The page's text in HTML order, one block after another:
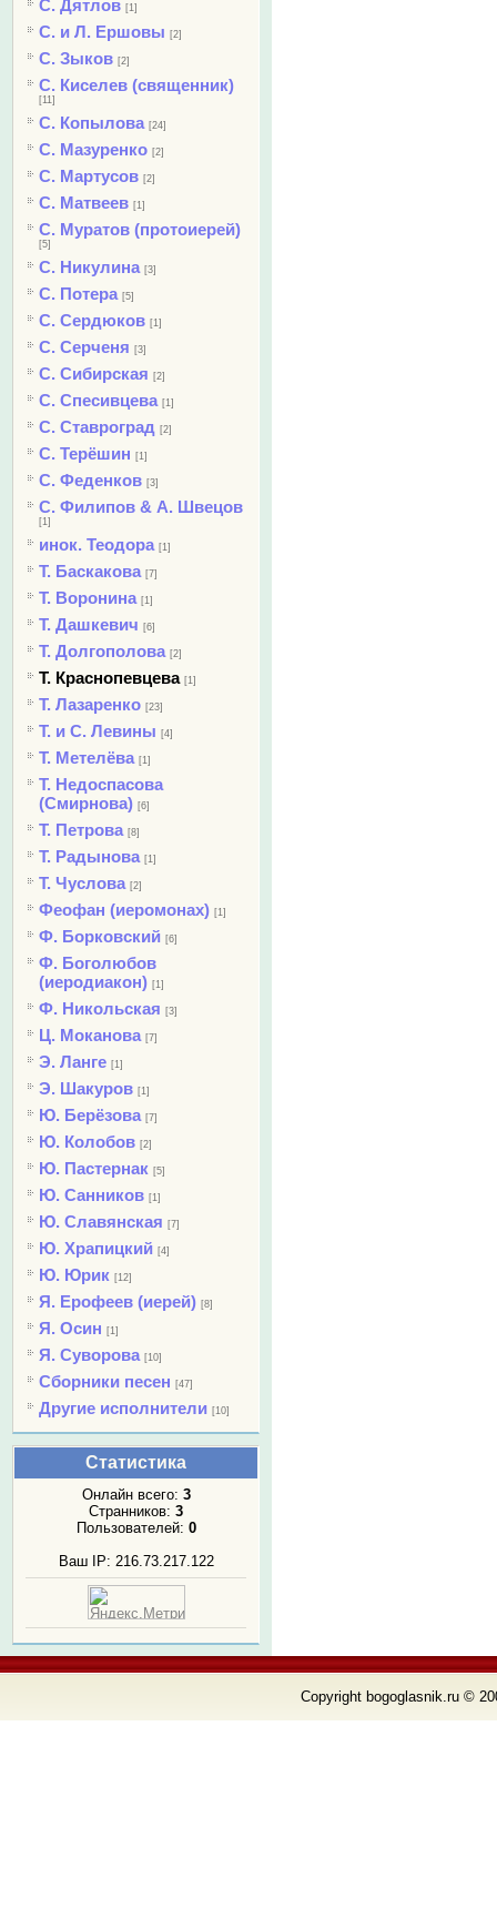
С. Дятлов [1]
С. и Л. Ершовы [2]
С. Зыков [2]
С. Киселев (священник)
[11]
С. Копылова [24]
С. Мазуренко [2]
С. Мартусов [2]
С. Матвеев [1]
С. Муратов (протоиерей)
[5]
С. Никулина [3]
С. Потера [5]
С. Сердюков [1]
С. Серченя [3]
С. Сибирская [2]
С. Спесивцева [1]
С. Ставроград [2]
С. Терёшин [1]
С. Феденков [3]
С. Филипов & А. Швецов
[1]
инок. Теодора [1]
Т. Баскакова [7]
Т. Воронина [1]
Т. Дашкевич [6]
Т. Долгополова [2]
Т. Краснопевцева [1]
Т. Лазаренко [23]
Т. и С. Левины [4]
Т. Метелёва [1]
Т. Недоспасова
(Смирнова) [6]
Т. Петрова [8]
Т. Радынова [1]
Т. Чуслова [2]
Феофан (иеромонах) [1]
Ф. Борковский [6]
Ф. Боголюбов
(иеродиакон) [1]
Ф. Никольская [3]
Ц. Моканова [7]
Э. Ланге [1]
Э. Шакуров [1]
Ю. Берёзова [7]
Ю. Колобов [2]
Ю. Пастернак [5]
Ю. Санников [1]
Ю. Славянская [7]
Ю. Храпицкий [4]
Ю. Юрик [12]
Я. Ерофеев (иерей) [8]
Я. Осин [1]
Я. Суворова [10]
Сборники песен [47]
Другие исполнители [10]
Статистика
Онлайн всего: 3
Странников: 3
Пользователей: 0
Ваш IP: 216.73.217.122
Copyright bogoglasnik.ru ©